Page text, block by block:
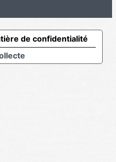
de confidentialité